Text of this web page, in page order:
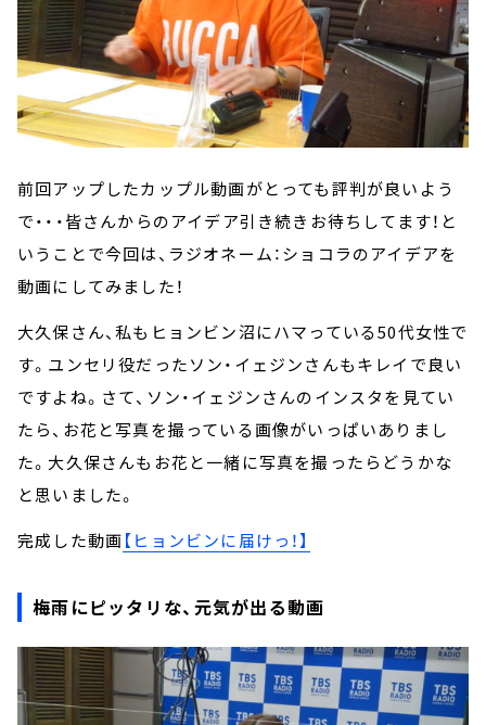
前回アップしたカップル動画がとっても評判が良いよう
で・・・皆さんからのアイデア引き続きお待ちしてます！と
いうことで今回は、ラジオネーム：ショコラのアイデアを
動画にしてみました！
大久保さん、私もヒョンビン沼にハマっている50代女性で
す。ユンセリ役だったソン・イェジンさんもキレイで良い
ですよね。さて、ソン・イェジンさんのインスタを見てい
たら、お花と写真を撮っている画像がいっぱいありまし
た。大久保さんもお花と一緒に写真を撮ったらどうかな
と思いました。
完成した動画【ヒョンビンに届けっ！】
梅雨にピッタリな、元気が出る動画